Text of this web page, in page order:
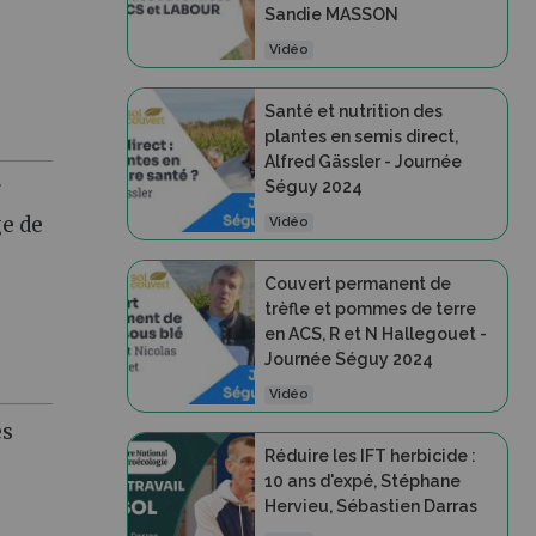
de
Sandie MASSON
Vidéo
Santé et nutrition des
plantes en semis direct,
Alfred Gässler - Journée
Séguy 2024
Vidéo
Couvert permanent de
trèfle et pommes de terre
en ACS, R et N Hallegouet -
Journée Séguy 2024
Vidéo
Réduire les IFT herbicide :
10 ans d'expé, Stéphane
Hervieu, Sébastien Darras